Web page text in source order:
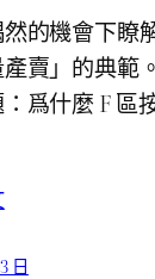
的機會下瞭
賣」的典範
爲什麼 F 區
日